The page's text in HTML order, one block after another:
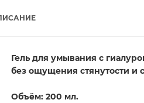
Гель для умывания с
без ощущения стянутости и
Объём: 200 мл.